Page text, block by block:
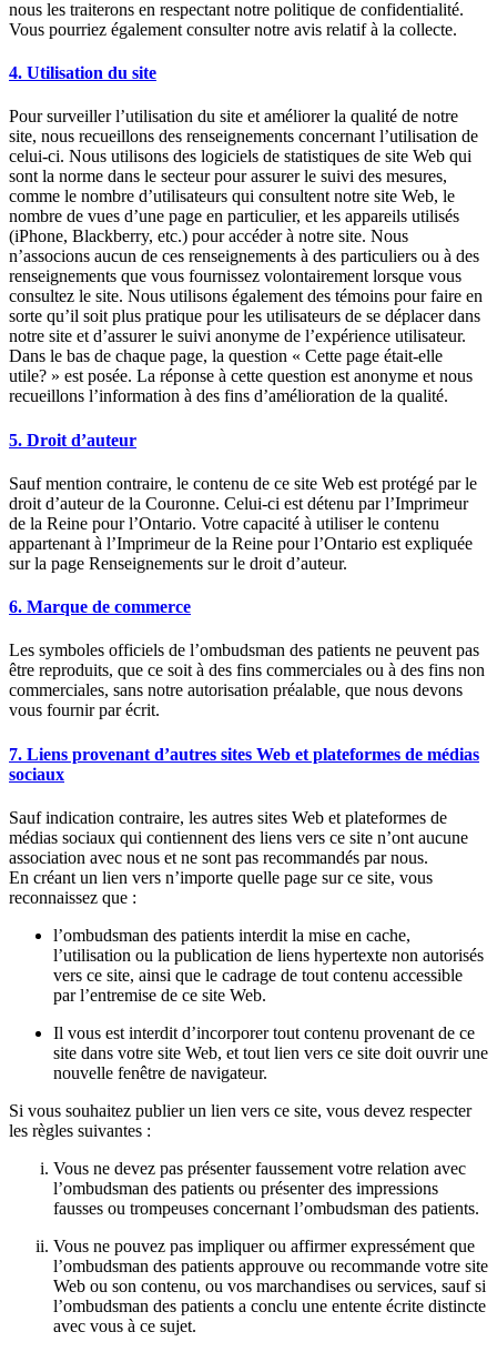
nous les traiterons en respectant notre politique de confidentialité.
Vous pourriez également consulter notre avis relatif à la collecte.
4. Utilisation du site
Pour surveiller l’utilisation du site et améliorer la qualité de notre
site, nous recueillons des renseignements concernant l’utilisation de
celui-ci. Nous utilisons des logiciels de statistiques de site Web qui
sont la norme dans le secteur pour assurer le suivi des mesures,
comme le nombre d’utilisateurs qui consultent notre site Web, le
nombre de vues d’une page en particulier, et les appareils utilisés
(iPhone, Blackberry, etc.) pour accéder à notre site. Nous
n’associons aucun de ces renseignements à des particuliers ou à des
renseignements que vous fournissez volontairement lorsque vous
consultez le site. Nous utilisons également des témoins pour faire en
sorte qu’il soit plus pratique pour les utilisateurs de se déplacer dans
notre site et d’assurer le suivi anonyme de l’expérience utilisateur.
Dans le bas de chaque page, la question « Cette page était-elle
utile? » est posée. La réponse à cette question est anonyme et nous
recueillons l’information à des fins d’amélioration de la qualité.
5. Droit d’auteur
Sauf mention contraire, le contenu de ce site Web est protégé par le
droit d’auteur de la Couronne. Celui-ci est détenu par l’Imprimeur
de la Reine pour l’Ontario. Votre capacité à utiliser le contenu
appartenant à l’Imprimeur de la Reine pour l’Ontario est expliquée
sur la page Renseignements sur le droit d’auteur.
6. Marque de commerce
Les symboles officiels de l’ombudsman des patients ne peuvent pas
être reproduits, que ce soit à des fins commerciales ou à des fins non
commerciales, sans notre autorisation préalable, que nous devons
vous fournir par écrit.
7. Liens provenant d’autres sites Web et plateformes de médias
sociaux
Sauf indication contraire, les autres sites Web et plateformes de
médias sociaux qui contiennent des liens vers ce site n’ont aucune
association avec nous et ne sont pas recommandés par nous.
En créant un lien vers n’importe quelle page sur ce site, vous
reconnaissez que :
l’ombudsman des patients interdit la mise en cache,
l’utilisation ou la publication de liens hypertexte non autorisés
vers ce site, ainsi que le cadrage de tout contenu accessible
par l’entremise de ce site Web.
Il vous est interdit d’incorporer tout contenu provenant de ce
site dans votre site Web, et tout lien vers ce site doit ouvrir une
nouvelle fenêtre de navigateur.
Si vous souhaitez publier un lien vers ce site, vous devez respecter
les règles suivantes :
Vous ne devez pas présenter faussement votre relation avec
l’ombudsman des patients ou présenter des impressions
fausses ou trompeuses concernant l’ombudsman des patients.
Vous ne pouvez pas impliquer ou affirmer expressément que
l’ombudsman des patients approuve ou recommande votre site
Web ou son contenu, ou vos marchandises ou services, sauf si
l’ombudsman des patients a conclu une entente écrite distincte
avec vous à ce sujet.